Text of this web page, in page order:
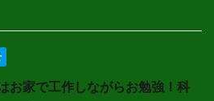
お家で工作しながらお勉強！科